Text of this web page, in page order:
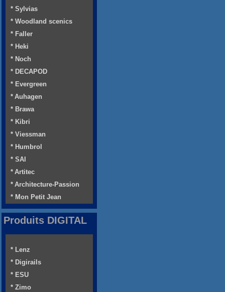
* Sylvias
* Woodland scenics
* Faller
* Heki
* Noch
* DECAPOD
* Evergreen
* Auhagen
* Brawa
* Kibri
* Viessman
* Humbrol
* SAI
* Artitec
* Architecture-Passion
* Mon Petit Jean
Produits DIGITAL
* Lenz
* Digirails
* ESU
* Zimo